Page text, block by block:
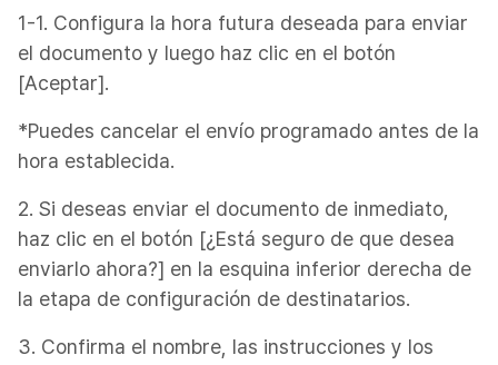
1-1. Configura la hora futura deseada para enviar
el documento y luego haz clic en el botón
[Aceptar].
*Puedes cancelar el envío programado antes de la
hora establecida.
2. Si deseas enviar el documento de inmediato,
haz clic en el botón [¿Está seguro de que desea
enviarlo ahora?] en la esquina inferior derecha de
la etapa de configuración de destinatarios.
3. Confirma el nombre, las instrucciones y los